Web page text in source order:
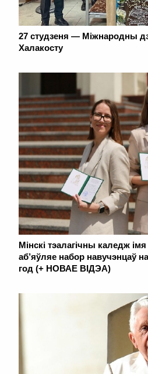
27 студзеня — Міжнародны
Халакосту
Мінскі тэалагічны каледж
аб’яўляе набор навучэнцаў
год (+ НОВАЕ ВІДЭА)